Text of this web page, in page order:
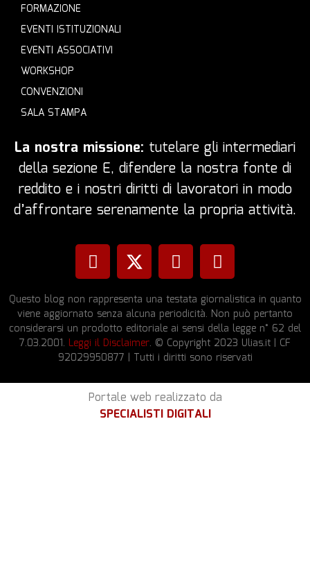
FORMAZIONE
EVENTI ISTITUZIONALI
EVENTI ASSOCIATIVI
WORKSHOP
CONVENZIONI
SALA STAMPA
La nostra missione: tutelare gli intermediari
della sezione E, difendere la nostra fonte di
reddito e i nostri diritti di lavoratori in modo
d’affrontare serenamente la propria attività.
Questo blog non rappresenta una testata giornalistica in quanto
viene aggiornato senza alcuna periodicità. Non può pertanto
considerarsi un prodotto editoriale ai sensi della legge n° 62 del
7.03.2001. Leggi il Disclaimer. © Copyright 2023 Ulias.it | CF
92029950877 | Tutti i diritti sono riservati
Portale web realizzato da
SPECIALISTI DIGITALI